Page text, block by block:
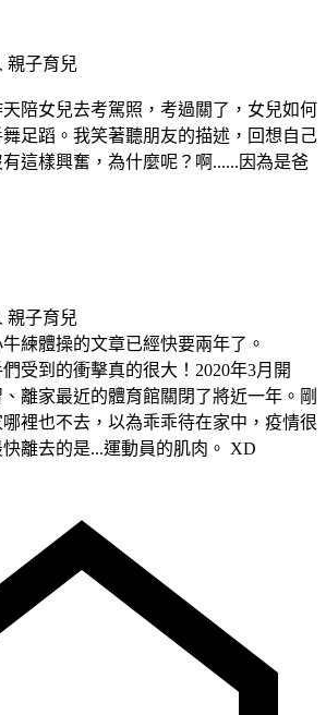
親子育兒
陪女兒去考駕照，考過關了，女兒如何
足蹈。我笑著聽朋友的描述，回想自己
這樣興奮，為什麼呢？啊......因為是爸
親子育兒
練體操的文章已經快要兩年了。
受到的衝擊真的很大！2020年3月開
離家最近的體育館關閉了將近一年。剛
裡也不去，以為乖乖待在家中，疫情很
離去的是...運動員的肌肉。 XD